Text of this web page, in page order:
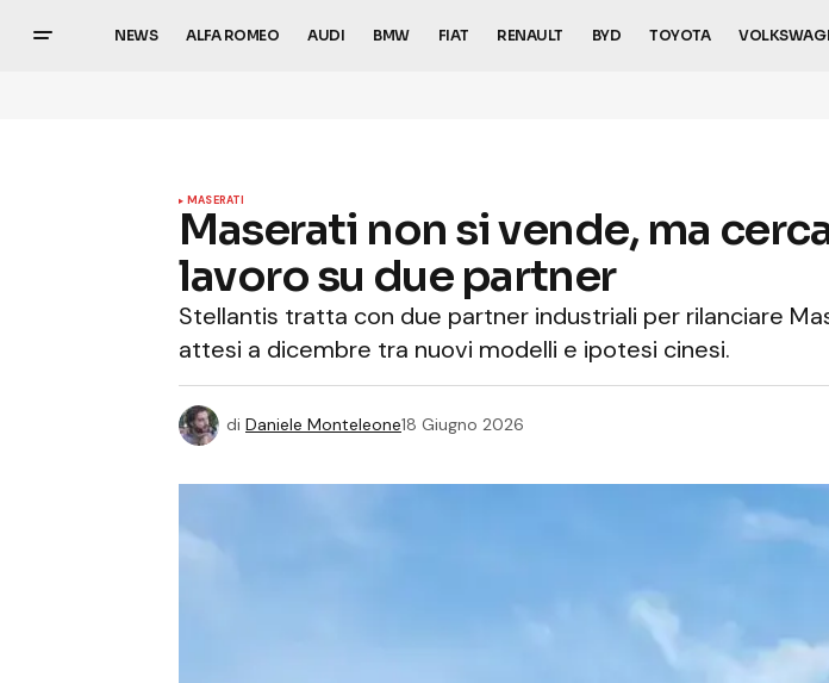
NEWS ALFA ROMEO AUDI BMW FIAT RENAULT BYD TOYOTA
MASERATI
Maserati non si vende, ma
lavoro su due partner
Stellantis tratta con due partner industriali per rilanciare
attesi a dicembre tra nuovi modelli e ipotesi cinesi.
di Daniele Monteleone18 Giugno 2026